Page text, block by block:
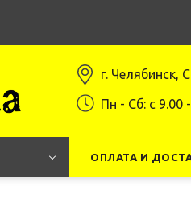
г. Челябинск,
Пн - Сб: c 9.00
ОПЛАТА И